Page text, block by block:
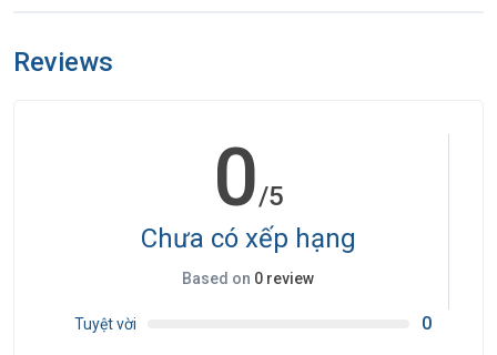
Reviews
0/5
Chưa có xếp hạng
Based on 0 review
Tuyệt vời 0